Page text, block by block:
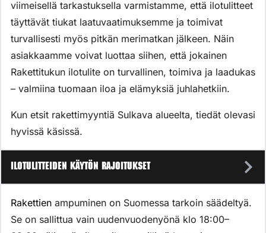
viimeisellä tarkastuksella varmistamme, että ilotulitteet
täyttävät tiukat laatuvaatimuksemme ja toimivat
turvallisesti myös pitkän merimatkan jälkeen. Näin
asiakkaamme voivat luottaa siihen, että jokainen
Rakettitukun ilotulite on turvallinen, toimiva ja laadukas
– valmiina tuomaan iloa ja elämyksiä juhlahetkiin.
Kun etsit rakettimyyntiä Sulkava alueelta, tiedät olevasi
hyvissä käsissä.
Ilotulitteiden käytön rajoitukset
Rakettien ampuminen on Suomessa tarkoin säädeltyä.
Se on sallittua vain uudenvuodenyönä klo 18:00–